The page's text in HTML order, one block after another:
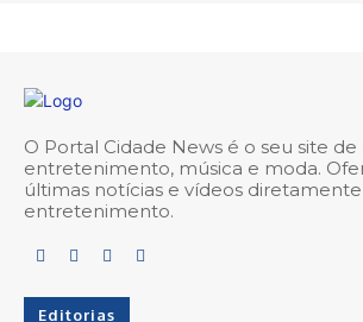
O Portal Cidade News é o seu site de
entretenimento, música e moda.
últimas notícias e vídeos
entretenimento.
Editorias